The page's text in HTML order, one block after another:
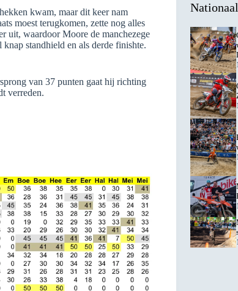
kwam, maar dit keer nam
moest terugkomen, zette nog alles
uit, waardoor Moore de manchezege
standhield en als derde finishte.
van 37 punten gaat hij richting
verreden.